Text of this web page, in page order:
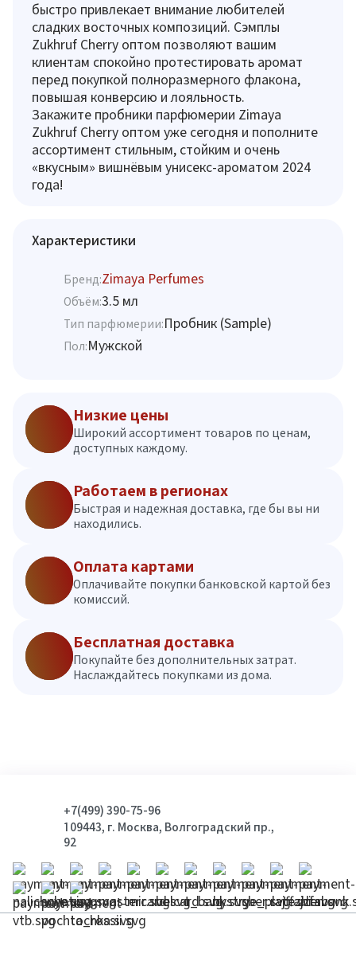
быстро привлекает внимание любителей
сладких восточных композиций. Сэмплы
Zukhruf Cherry оптом позволяют вашим
клиентам спокойно протестировать аромат
перед покупкой полноразмерного флакона,
повышая конверсию и лояльность.
Закажите пробники парфюмерии Zimaya
Zukhruf Cherry оптом уже сегодня и пополните
ассортимент стильным, стойким и очень
«вкусным» вишнёвым унисекс-ароматом 2024
года!
Характеристики
Бренд:Zimaya Perfumes
Объём:3.5 мл
Тип парфюмерии:Пробник (Sample)
Пол:Мужской
Низкие цены
Широкий ассортимент товаров по ценам,
доступных каждому.
Работаем в регионах
Быстрая и надежная доставка, где бы вы ни
находились.
Оплата картами
Оплачивайте покупки банковской картой без
комиссий.
Бесплатная доставка
Покупайте без дополнительных затрат.
Наслаждайтесь покупками из дома.
+7(499) 390-75-96
109443, г. Москва, Волгоградский пр.,
92